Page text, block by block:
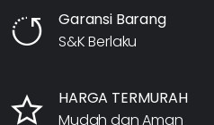
Garansi Barang
S&K Berlaku
HARGA TERMURAH
Mudah dan Aman